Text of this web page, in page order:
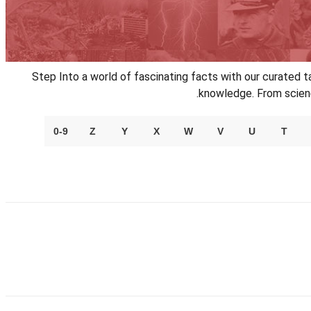
Step Into a world of fascinating facts with our curated
knowledge. From
T
U
V
W
X
Y
Z
0-9